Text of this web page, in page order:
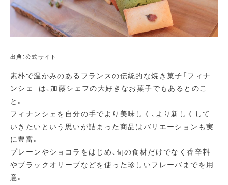
出典：公式サイト
素朴で温かみのあるフランスの伝統的な焼き菓子「フィナ
ンシェ」は、加藤シェフの大好きなお菓子でもあるとのこ
と。
フィナンシェを自分の手でより美味しく、より新しくして
いきたいという思いが詰まった商品はバリエーションも実
に豊富。
プレーンやショコラをはじめ、旬の食材だけでなく香辛料
やブラックオリーブなどを使った珍しいフレーバまでを用
意。